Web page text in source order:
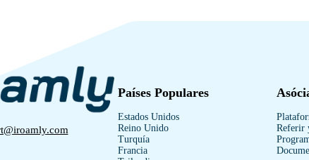
Países Populares
Estados Unidos
Reino Unido
Turquía
Francia
Referir